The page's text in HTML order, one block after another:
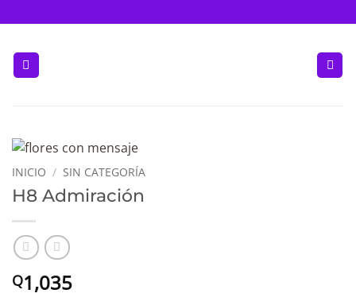
al
contenido
INICIO / SIN CATEGORÍA
H8 Admiración
Q1,035